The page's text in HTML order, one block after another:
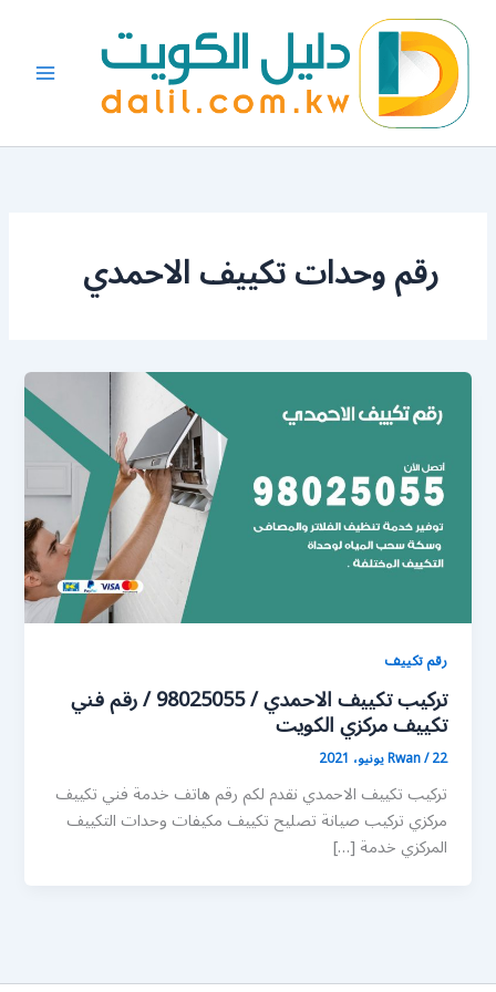
المحتوى
رقم وحدات تكييف الاحمدي
رقم تكييف
تركيب تكييف الاحمدي / 98025055 / رقم فني
تكييف مركزي الكويت
Rwan/22 يونيو، 2021
تركيب تكييف الاحمدي نقدم لكم رقم هاتف خدمة فني تكييف
مركزي تركيب صيانة تصليح تكييف مكيفات وحدات التكييف
المركزي خدمة […]